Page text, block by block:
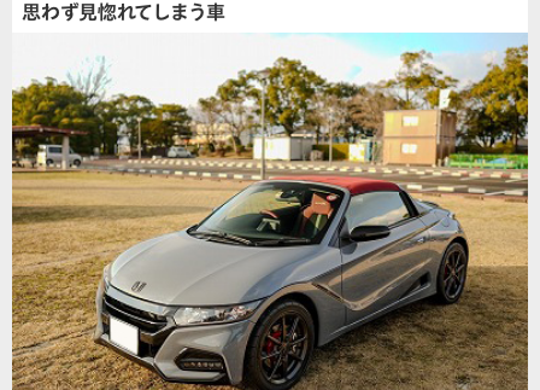
思わず見惚れてしまう車